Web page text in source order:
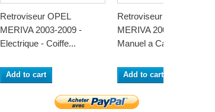
Retroviseur OPEL
MERIVA 2003-2009 -
Electrique - Coiffe...
Add to cart
Retroviseur OPEL
MERIVA 2003-2009 -
Manuel a Cable -...
Add to cart